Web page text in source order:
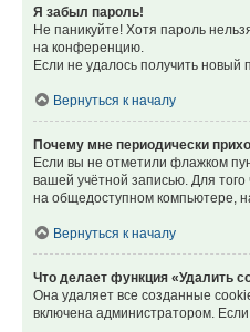
Я забыл пароль!
Не паникуйте! Хотя пароль
на конференцию.
Если не удалось получить
Вернуться к началу
Почему мне периодически
Если вы не отметили флажком
вашей учётной записью. Для
на общедоступном компьютере,
Вернуться к началу
Что делает функция «Удалить
Она удаляет все созданные
включена администратором.